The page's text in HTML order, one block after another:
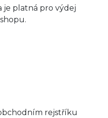
je platná pro výdej
rejstříku